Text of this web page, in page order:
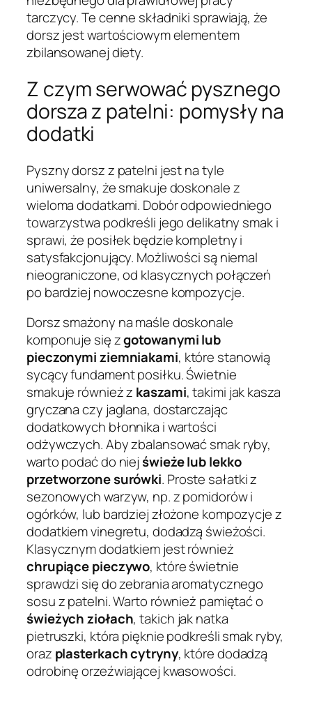
tarczycy. Te cenne składniki sprawiają, że
dorsz jest wartościowym elementem
zbilansowanej diety.
Z czym serwować pysznego
dorsza z patelni: pomysły na
dodatki
Pyszny dorsz z patelni jest na tyle
uniwersalny, że smakuje doskonale z
wieloma dodatkami. Dobór odpowiedniego
towarzystwa podkreśli jego delikatny smak i
sprawi, że posiłek będzie kompletny i
satysfakcjonujący. Możliwości są niemal
nieograniczone, od klasycznych połączeń
po bardziej nowoczesne kompozycje.
Dorsz smażony na maśle doskonale
komponuje się zgotowanymi lub
pieczonymi ziemniakami, które stanowią
sycący fundament posiłku. Świetnie
smakuje również z kaszami, takimi jak kasza
gryczana czy jaglana, dostarczając
dodatkowych błonnika i wartości
odżywczych. Aby zbalansować smak ryby,
warto podać do niejświeże lub lekko
przetworzone surówki. Proste sałatki z
sezonowych warzyw, np. z pomidorów i
ogórków, lub bardziej złożone kompozycje z
dodatkiem vinegretu, dodadzą świeżości.
Klasycznym dodatkiem jest również
chrupiące pieczywo, które świetnie
sprawdzi się do zebrania aromatycznego
sosu z patelni. Warto również pamiętać o
świeżych ziołach, takich jak natka
pietruszki, która pięknie podkreśli smak ryby,
oraz plasterkach cytryny, które dodadzą
odrobinę orzeźwiającej kwasowości.